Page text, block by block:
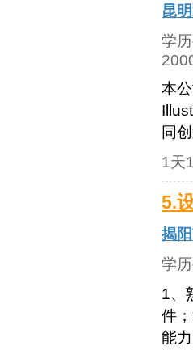
昆
学历
本
同
1天
5.
揭
学历
1、
件
能